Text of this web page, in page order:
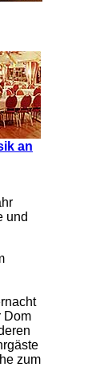
an
und
Dom
zum